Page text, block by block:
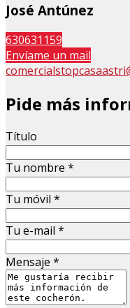
José Antúnez
630631159
Envíame un mail
Pide más
Título
Tu nombre *
Tu móvil *
Tu e-mail *
Mensaje *